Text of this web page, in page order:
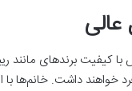
عالی
کیفیت برند‌های مانند
خواهند داشت. خانم‌ها